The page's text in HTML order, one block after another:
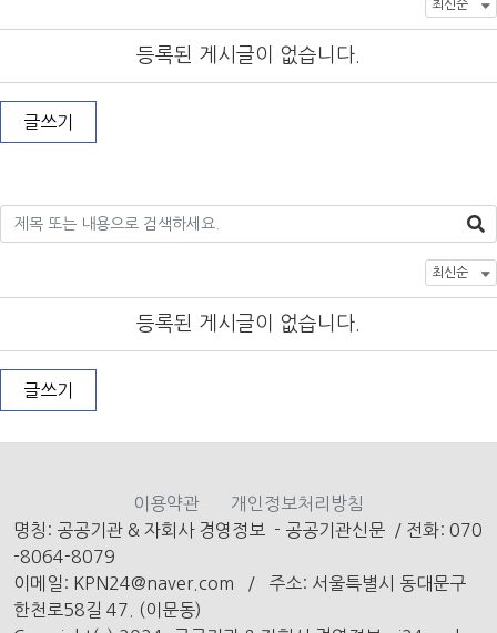
등록된 게시글이 없습니다.
글쓰기
등록된 게시글이 없습니다.
글쓰기
이용약관
개인정보처리방침
명칭: 공공기관 & 자회사 경영정보 - 공공기관신문 / 전화: 070
-8064-8079
이메일: KPN24@naver.com / 주소: 서울특별시 동대문구
한천로58길 47. (이문동)